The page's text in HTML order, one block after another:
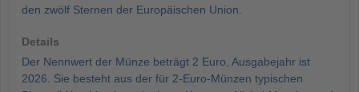
den zwölf Sternen der Europäischen Union.
Details
Der Nennwert der Münze beträgt 2 Euro, Ausgabejahr ist
2026. Sie besteht aus der für 2-Euro-Münzen typischen